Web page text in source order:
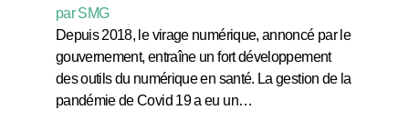
par SMG
Depuis 2018, le virage numérique, annoncé par le
gouvernement, entraîne un fort développement
des outils du numérique en santé. La gestion de la
pandémie de Covid 19 a eu un…